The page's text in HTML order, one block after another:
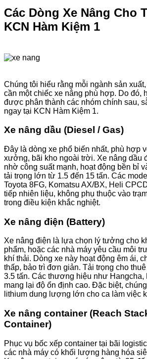
Các Dòng Xe Nâng Cho
KCN Hàm Kiệm 1
Chúng tôi hiểu rằng mỗi ngành sản
cần một chiếc xe nâng phù hợp. Do đó,
được phân thành các nhóm chính sau,
ngay tại KCN Hàm Kiệm 1.
Xe nâng dầu (Diesel / Gas)
Đây là dòng xe phổ biến nhất, phù hợp
xưởng, bãi kho ngoài trời. Xe nâng dầu
nhờ công suất mạnh, hoạt động bền bỉ
tải trọng lớn từ 1.5 đến 15 tấn. Các
Toyota 8FG, Komatsu AX/BX, Heli
tiếp nhiên liệu, không phụ thuộc vào
trong điều kiện khắc nghiệt.
Xe nâng điện (Battery)
Xe nâng điện là lựa chọn lý tưởng cho
phẩm, hoặc các nhà máy yêu cầu môi
khí thải. Dòng xe này hoạt động êm ái,
thấp, bảo trì đơn giản. Tải trọng cho
3.5 tấn. Các thương hiệu như Hangcha,
mang lại độ ổn định cao. Đặc biệt,
lithium dung lượng lớn cho ca làm việc
Xe nâng container (Reach
Container)
Phục vụ bốc xếp container tại bãi
các nhà máy có khối lượng hàng hóa